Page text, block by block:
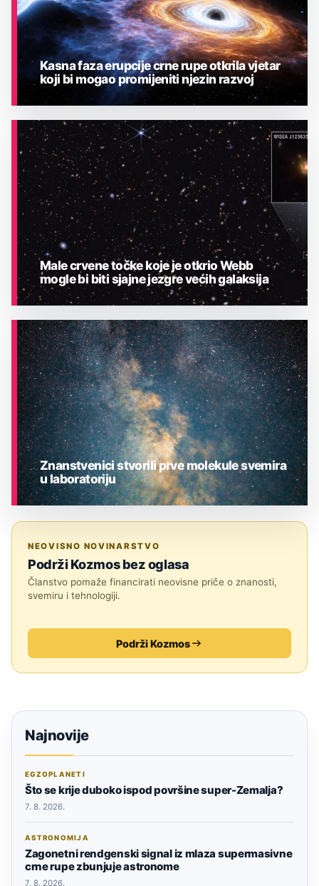
ASTRONOMIJA
Kasna faza erupcije crne rupe otkrila vjetar
koji bi mogao promijeniti njezin razvoj
ASTRONOMIJA
Male crvene točke koje je otkrio Webb
mogle bi biti sjajne jezgre većih galaksija
Znanstvenici stvorili prve molekule svemira
u laboratoriju
NEOVISNO NOVINARSTVO
Podrži Kozmos bez oglasa
Članstvo pomaže financirati neovisne priče o znanosti,
svemiru i tehnologiji.
Podrži Kozmos
Najnovije
EGZOPLANETI
Što se krije duboko ispod površine super-Zemalja?
7. 8. 2026.
ASTRONOMIJA
Zagonetni rendgenski signal iz mlaza supermasivne
crne rupe zbunjuje astronome
7. 8. 2026.